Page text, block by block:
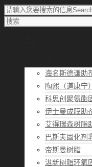
海名斯德谦助
陶熙（道康宁
科思创聚氨酯
伊士曼成膜助
艾得瑞森树脂
巴斯夫固化剂
帝斯曼树脂
湛新树脂环氧